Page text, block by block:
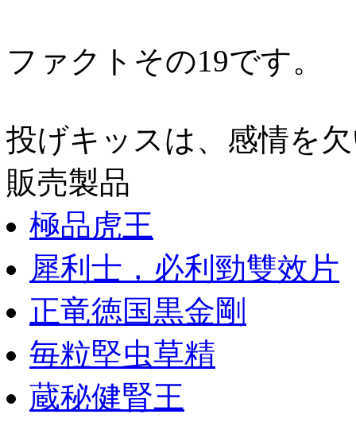
ファクトその19です。
投げキッスは、感情を
販売製品
極品虎王
犀利士，必利勁雙效片
正竜徳国黒金剛
毎粒堅虫草精
蔵秘健腎王